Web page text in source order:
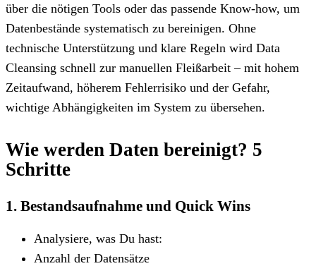
über die nötigen Tools oder das passende Know-how, um
Datenbestände systematisch zu bereinigen. Ohne
technische Unterstützung und klare Regeln wird Data
Cleansing schnell zur manuellen Fleißarbeit – mit hohem
Zeitaufwand, höherem Fehlerrisiko und der Gefahr,
wichtige Abhängigkeiten im System zu übersehen.
Wie werden Daten bereinigt? 5
Schritte
1. Bestandsaufnahme und Quick Wins
Analysiere, was Du hast:
Anzahl der Datensätze